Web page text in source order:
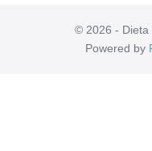
Livre,
Reclame
Aqui,
© 2026 - Dieta
Powered by